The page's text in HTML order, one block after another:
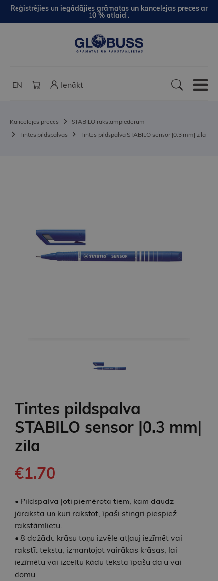
Reģistrējies un iegādājies grāmatas un kancelejas preces ar
10 % atlaidi.
EN Ienākt
Kancelejas preces
STABILO rakstāmpiederumi
Tintes pildspalvas
Tintes pildspalva STABILO sensor |0.3 mm| zila
Tintes pildspalva
STABILO sensor |0.3 mm|
zila
€1.70
• Pildspalva ļoti piemērota tiem, kam daudz
jāraksta un kuri rakstot, īpaši stingri piespiež
rakstāmlietu.
• 8 dažādu krāsu toņu izvēle atļauj iezīmēt vai
rakstīt tekstu, izmantojot vairākas krāsas, lai
iezīmētu vai izceltu kādu teksta īpašu daļu vai
domu.